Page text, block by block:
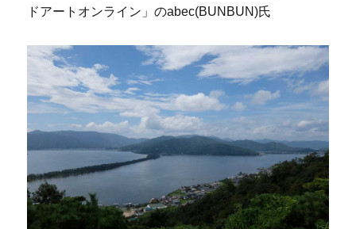
ドアートオンライン」のabec(BUNBUN)氏